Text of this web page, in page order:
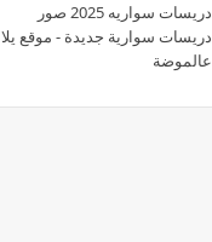
دريسات سواريه 2025 صور
دريسات سوارية جديدة - موقع يلا
عالموضة